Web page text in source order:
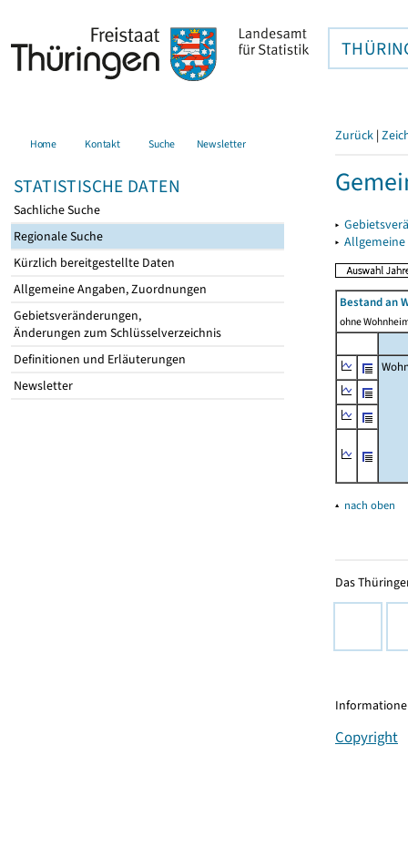
Home Kontakt Suche Newsletter
STATISTISCHE DATEN
Sachliche Suche
Regionale Suche
Kürzlich bereitgestellte Daten
Allgemeine Angaben, Zuordnungen
Gebietsveränderungen,
Änderungen zum Schlüsselverzeichnis
Definitionen und Erläuterungen
Newsletter
Zurück |
▸
▸
Bestand an
ohne
▴ nach oben
Das
Copyright